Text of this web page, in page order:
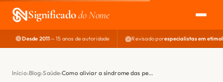
Significadodo Nome
EXPLORAR
NOME PERFEITO
Desde 2011— 15 anos de autoridade Revisado porespecialistas em
Início Blog Saúde Como aliviar a síndrome das pe...